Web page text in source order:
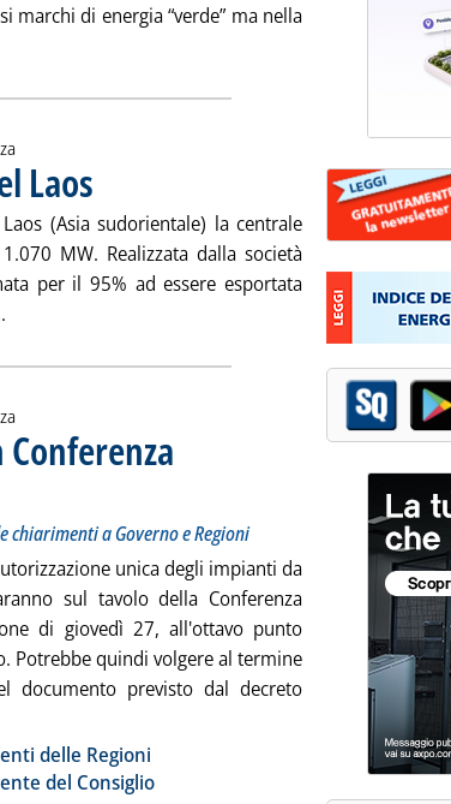
di energia “verde” ma nella
tutta la notizia: 'Una certificazione ambientale per
Laos . Pubblicata martedì 25 maggio 2010 alle 14.49.
(Asia sudorientale) la centrale
MW. Realizzata dalla società
per il 95% ad essere esportata
Leggi tutta la notizia: 'Edf inaugura centrale idro
Assosolare chiede chiarimenti a Governo e Regioni
chiarimenti a Governo e Regioni
unica degli impianti da
sul tavolo della Conferenza
di giovedì 27, all'ottavo punto
Potrebbe quindi volgere al termine
documento previsto dal decreto
tutta la notizia: 'Rinnovabili, le linee guida in
delle Regioni
del Consiglio